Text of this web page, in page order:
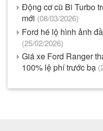
Động cơ cũ Bi Turbo
mới (08/03/2026)
Ford hé lộ hình ảnh
(25/02/2026)
Giá xe Ford Ranger
100% lệ phí trước bạ